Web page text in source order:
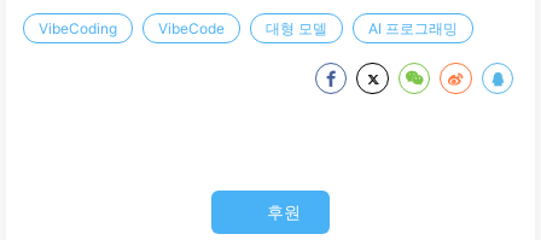
VibeCoding VibeCode 대형 모델 AI 프로그래밍
후원